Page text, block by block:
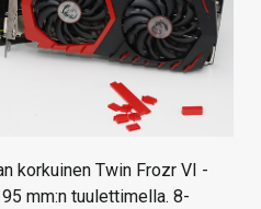
korkuinen Twin Frozr VI -
mm:n tuulettimella. 8-